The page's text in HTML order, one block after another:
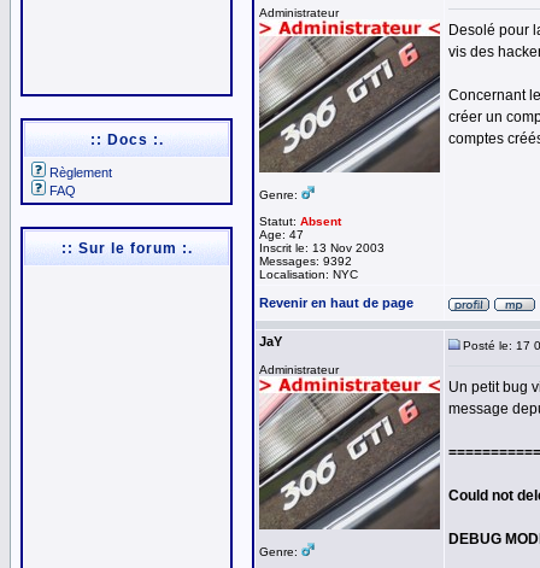
:: Docs :.
Règlement
FAQ
:: Sur le forum :.
Administrateur
Genre:
Statut: Absent
Age: 47
Inscrit le: 13 Nov 2003
Messages: 9392
Localisation: NYC
Desolé pour
vis des
Concernant
créer un
comptes
Revenir en haut de page
JaY
Administrateur
Genre:
Posté le: 17
Un petit bug
message
Could not
DEBUG